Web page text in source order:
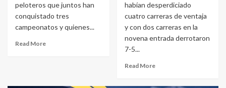
peloteros que juntos han
conquistado tres
campeonatos y quienes...
Read More
habían desperdiciado
cuatro carreras de ventaja
y con dos carreras en la
novena entrada derrotaron
7-5...
Read More